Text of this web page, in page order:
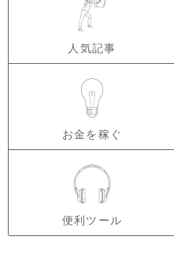
人気記事
お金を稼ぐ
便利ツール